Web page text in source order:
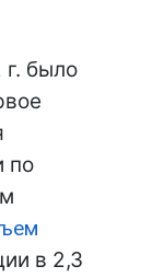
было
по
в 2,3